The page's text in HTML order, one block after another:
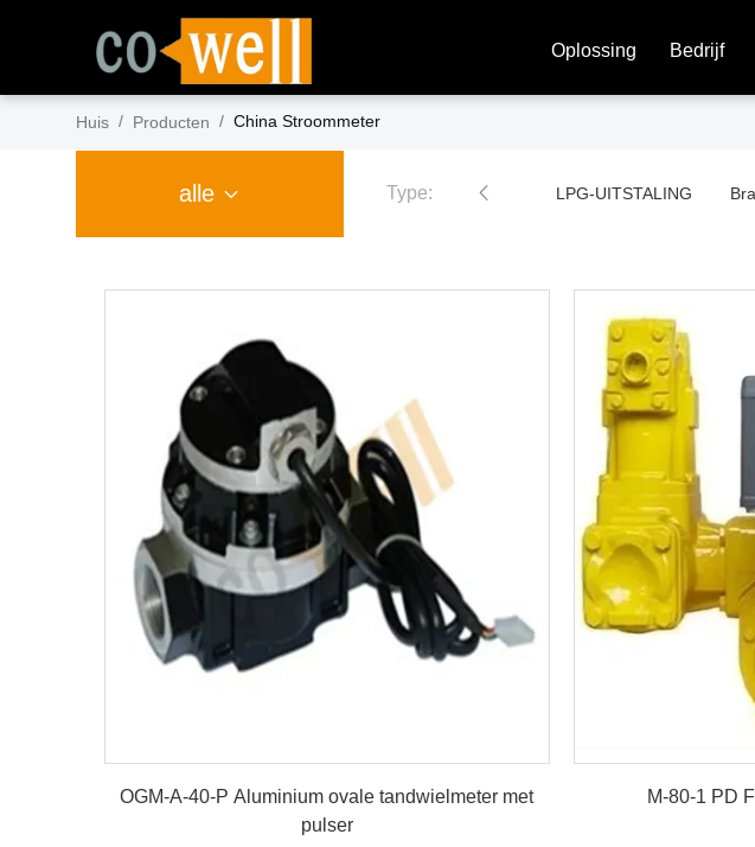
Oplossing Bedrijf
Huis / Producten / China Stroommeter
alle Type:
benzinepompen LPG-UITSTALING
OGM-A-40-P Aluminium ovale tandwielmeter met
pulser
M-80-1 PD